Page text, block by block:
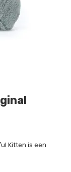
Kitten is een